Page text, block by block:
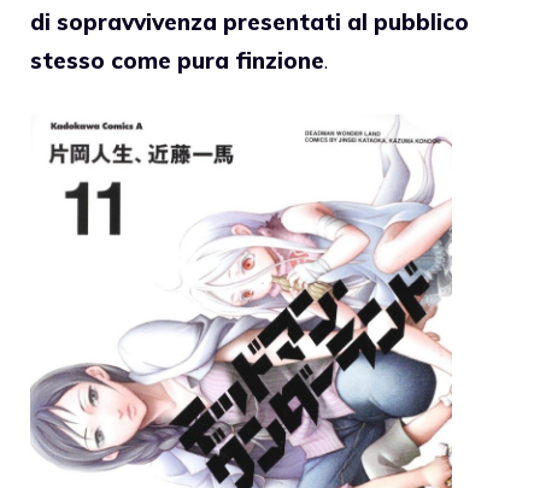
di sopravvivenza presentati al pubblico
stesso come pura finzione.